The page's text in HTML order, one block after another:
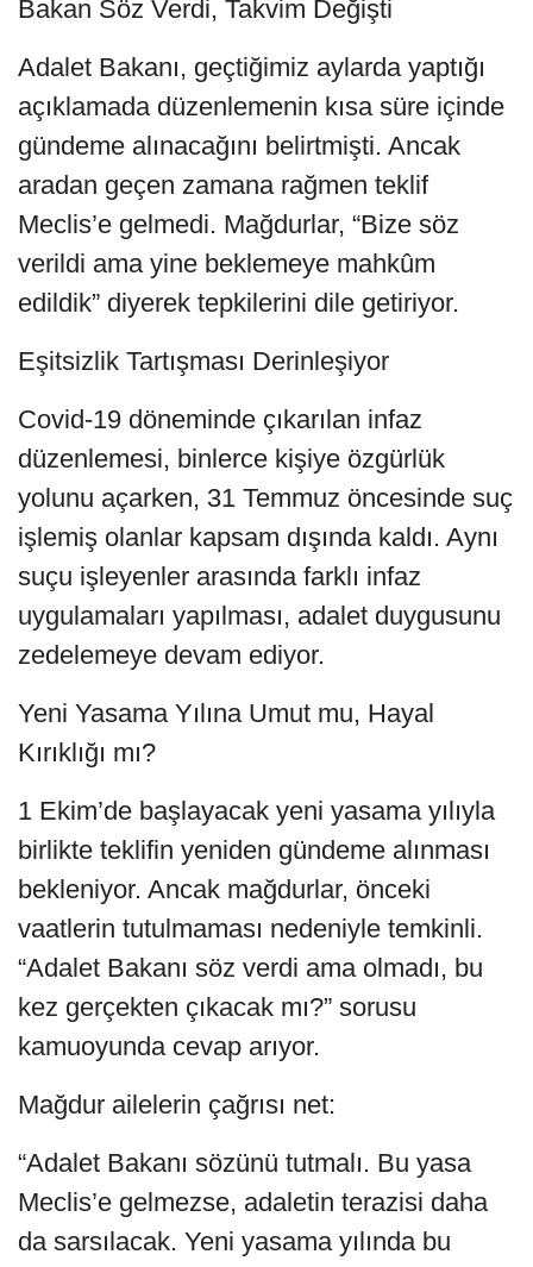
Bakan Söz Verdi, Takvim Değişti
Adalet Bakanı, geçtiğimiz aylarda yaptığı
açıklamada düzenlemenin kısa süre içinde
gündeme alınacağını belirtmişti. Ancak
aradan geçen zamana rağmen teklif
Meclis’e gelmedi. Mağdurlar, “Bize söz
verildi ama yine beklemeye mahkûm
edildik” diyerek tepkilerini dile getiriyor.
Eşitsizlik Tartışması Derinleşiyor
Covid-19 döneminde çıkarılan infaz
düzenlemesi, binlerce kişiye özgürlük
yolunu açarken, 31 Temmuz öncesinde suç
işlemiş olanlar kapsam dışında kaldı. Aynı
suçu işleyenler arasında farklı infaz
uygulamaları yapılması, adalet duygusunu
zedelemeye devam ediyor.
Yeni Yasama Yılına Umut mu, Hayal
Kırıklığı mı?
1 Ekim’de başlayacak yeni yasama yılıyla
birlikte teklifin yeniden gündeme alınması
bekleniyor. Ancak mağdurlar, önceki
vaatlerin tutulmaması nedeniyle temkinli.
“Adalet Bakanı söz verdi ama olmadı, bu
kez gerçekten çıkacak mı?” sorusu
kamuoyunda cevap arıyor.
Mağdur ailelerin çağrısı net:
“Adalet Bakanı sözünü tutmalı. Bu yasa
Meclis’e gelmezse, adaletin terazisi daha
da sarsılacak. Yeni yasama yılında bu